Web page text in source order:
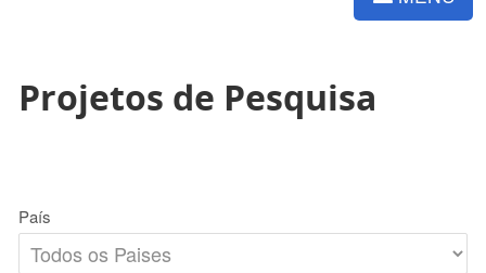
Projetos de Pesquisa
País